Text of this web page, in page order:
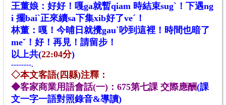
王董娘：好好！嘎ga就暫qiam 時結束sugˋ！下遇ng
i 擺baiˋ正來續sa下集xib好了veˊ！
林董：嘎！今晡日就攪gauˋ吵到這裡！時間也暗了
meˇ！好！再見！請留步！
以上共(22:04分)
--------.
◇本文客語(四縣)注釋：
◆客家商業用語會話(一)：675第七課 交際應酬(課
文一字一語對照錄音&導讀)